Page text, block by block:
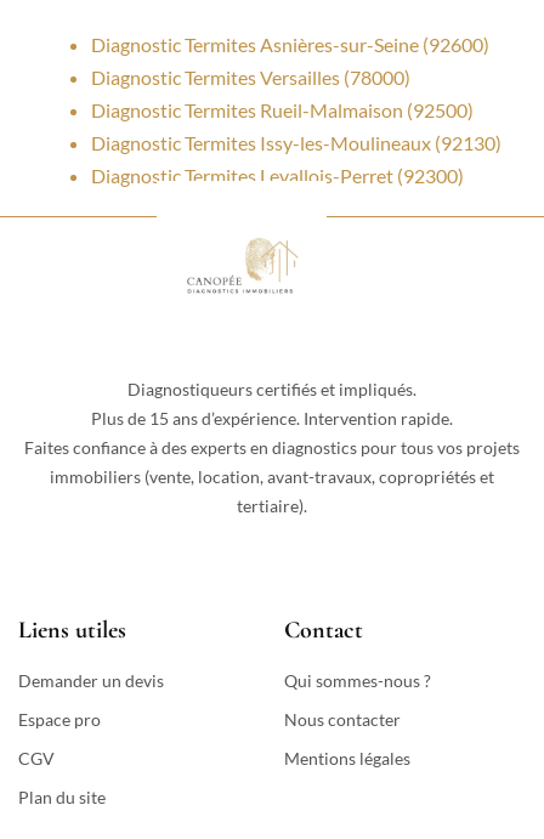
Diagnostic Termites Asnières-sur-Seine (92600)
Diagnostic Termites Versailles (78000)
Diagnostic Termites Rueil-Malmaison (92500)
Diagnostic Termites Issy-les-Moulineaux (92130)
Diagnostic Termites Levallois-Perret (92300)
Diagnostiqueurs certifiés et impliqués.
Plus de 15 ans d’expérience. Intervention rapide.
Faites confiance à des experts en diagnostics pour tous vos projets
immobiliers (vente, location, avant-travaux, copropriétés et
tertiaire).
Liens utiles
Demander un devis
Espace pro
CGV
Plan du site
Contact
Qui sommes-nous ?
Nous contacter
Mentions légales